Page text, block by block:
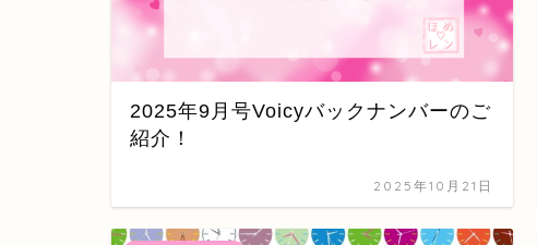
2025年9月号Voicyバックナンバーのご
紹介！
2025年10月21日